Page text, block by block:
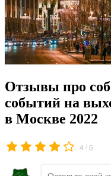
Отзывы про
событий на
в Москве 2022
4 / 5